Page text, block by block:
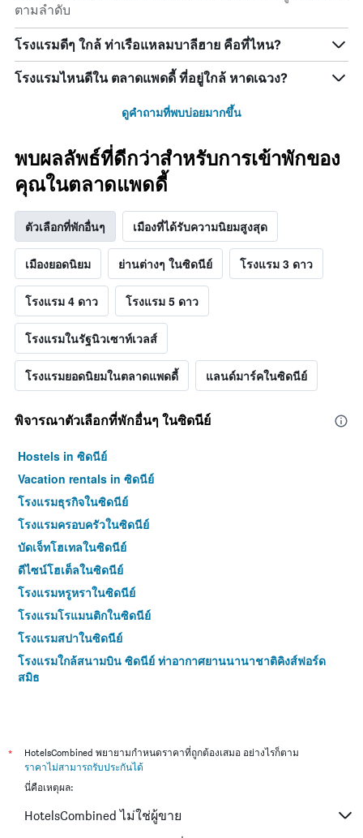
ตามลำดับ
โรงแรมดีๆ ใกล้ ท่าเรือแหลมบาลีฮาย คือที่ไหน?
โรงแรมไหนดีใน ตลาดแพดดี้ ที่อยู่ใกล้ หาดเฉวง?
ดูคำถามที่พบบ่อยมากขึ้น
พบผลลัพธ์ที่ดีกว่าสำหรับการเข้าพักของ
คุณในตลาดแพดดี้
ตัวเลือกที่พักอื่นๆ เมืองที่ได้รับความนิยมสูงสุด
เมืองยอดนิยม ย่านต่างๆ ในซิดนีย์ โรงแรม 3 ดาว
โรงแรม 4 ดาว โรงแรม 5 ดาว
โรงแรมในรัฐนิวเซาท์เวลส์
โรงแรมยอดนิยมในตลาดแพดดี้ แลนด์มาร์คในซิดนีย์
พิจารณาตัวเลือกที่พักอื่นๆ ในซิดนีย์
Hostels in ซิดนีย์
Vacation rentals in ซิดนีย์
โรงแรมธุรกิจในซิดนีย์
โรงแรมครอบครัวในซิดนีย์
บัดเจ็ทโฮเทลในซิดนีย์
ดีไซน์โฮเต็ลในซิดนีย์
โรงแรมหรูหราในซิดนีย์
โรงแรมโรแมนติกในซิดนีย์
โรงแรมสปาในซิดนีย์
โรงแรมใกล้สนามบิน ซิดนีย์ ท่าอากาศยานนานาชาติคิงส์ฟอร์ด
สมิธ
*
HotelsCombined พยายามกำหนดราคาที่ถูกต้องเสมอ อย่างไรก็ตาม
ราคาไม่สามารถรับประกันได้
นี่คือเหตุผล:
HotelsCombined ไม่ใช่ผู้ขาย